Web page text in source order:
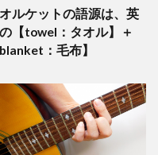
ルケットの語源は、英
【towel：タオル】＋
blanket：毛布】